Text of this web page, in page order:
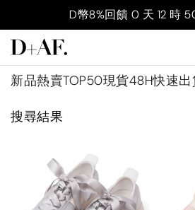
D幣8%回饋 0 天 12 時
新品熱賣TOP50現貨48H快速出
搜尋結果